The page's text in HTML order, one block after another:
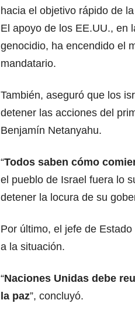
hacia el objetivo rápido de
El apoyo de los EE.UU., en
genocidio, ha encendido el
mandatario.
También, aseguró que los
detener las acciones del
Benjamín Netanyahu.
“Todos saben cómo
el pueblo de Israel fuera lo
detener la locura de su
Por último, el jefe de
a la situación.
“Naciones Unidas debe
la paz”, concluyó.